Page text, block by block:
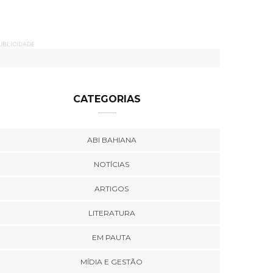
CATEGORIAS
ABI BAHIANA
NOTÍCIAS
ARTIGOS
LITERATURA
EM PAUTA
MÍDIA E GESTÃO